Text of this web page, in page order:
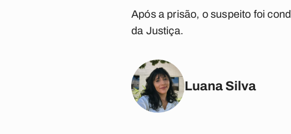
Após a prisão, o suspeito foi
da Justiça.
Luana Silva